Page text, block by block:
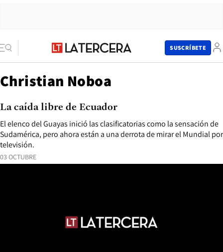
SUSCRÍBETE
Christian Noboa
03 OCTUBRE
El elenco del Guayas inició las clasificatorias como la sensación de
Sudamérica, pero ahora están a una derrota de mirar el Mundial por
televisión.
La caída libre de Ecuador